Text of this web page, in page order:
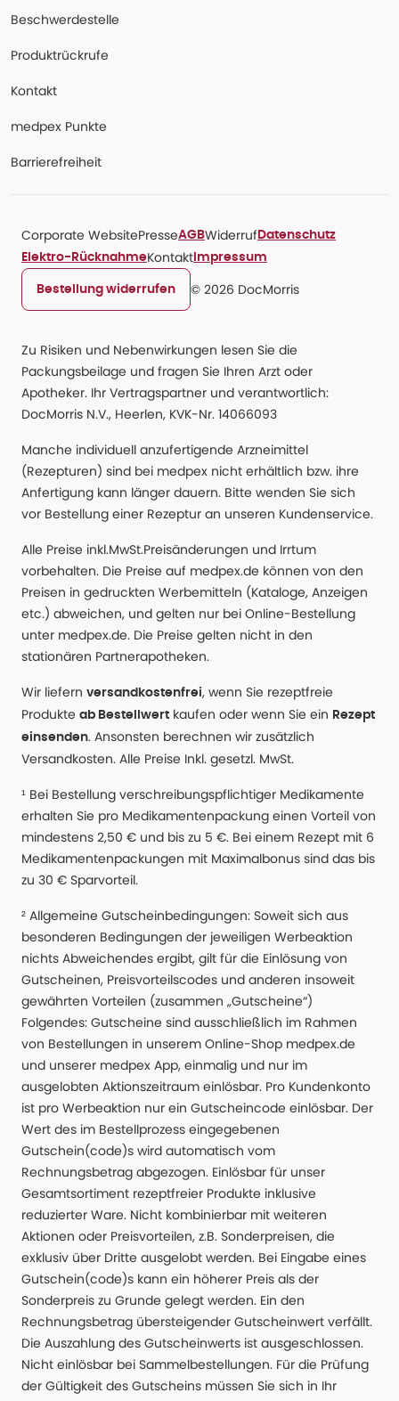
Beschwerdestelle
Produktrückrufe
Kontakt
medpex Punkte
Barrierefreiheit
Corporate WebsitePresseAGBWiderruf Datenschutz
Elektro-RücknahmeKontakt Impressum
Bestellung widerrufen © 2026 DocMorris
Zu Risiken und Nebenwirkungen lesen Sie die
Packungsbeilage und fragen Sie Ihren Arzt oder
Apotheker. Ihr Vertragspartner und verantwortlich:
DocMorris N.V., Heerlen, KVK-Nr. 14066093
Manche individuell anzufertigende Arzneimittel
(Rezepturen) sind bei medpex nicht erhältlich bzw. ihre
Anfertigung kann länger dauern. Bitte wenden Sie sich
vor Bestellung einer Rezeptur an unseren Kundenservice.
Alle Preise inkl.MwSt.Preisänderungen und Irrtum
vorbehalten. Die Preise auf medpex.de können von den
Preisen in gedruckten Werbemitteln (Kataloge, Anzeigen
etc.) abweichen, und gelten nur bei Online-Bestellung
unter medpex.de. Die Preise gelten nicht in den
stationären Partnerapotheken.
Wir liefern versandkostenfrei, wenn Sie rezeptfreie
Produkte ab Bestellwert kaufen oder wenn Sie ein Rezept
einsenden. Ansonsten berechnen wir zusätzlich
Versandkosten. Alle Preise Inkl. gesetzl. MwSt.
¹ Bei Bestellung verschreibungspflichtiger Medikamente
erhalten Sie pro Medikamentenpackung einen Vorteil von
mindestens 2,50 € und bis zu 5 €. Bei einem Rezept mit 6
Medikamentenpackungen mit Maximalbonus sind das bis
zu 30 € Sparvorteil.
² Allgemeine Gutscheinbedingungen: Soweit sich aus
besonderen Bedingungen der jeweiligen Werbeaktion
nichts Abweichendes ergibt, gilt für die Einlösung von
Gutscheinen, Preisvorteilscodes und anderen insoweit
gewährten Vorteilen (zusammen „Gutscheine“)
Folgendes: Gutscheine sind ausschließlich im Rahmen
von Bestellungen in unserem Online-Shop medpex.de
und unserer medpex App, einmalig und nur im
ausgelobten Aktionszeitraum einlösbar. Pro Kundenkonto
ist pro Werbeaktion nur ein Gutscheincode einlösbar. Der
Wert des im Bestellprozess eingegebenen
Gutschein(code)s wird automatisch vom
Rechnungsbetrag abgezogen. Einlösbar für unser
Gesamtsortiment rezeptfreier Produkte inklusive
reduzierter Ware. Nicht kombinierbar mit weiteren
Aktionen oder Preisvorteilen, z.B. Sonderpreisen, die
exklusiv über Dritte ausgelobt werden. Bei Eingabe eines
Gutschein(code)s kann ein höherer Preis als der
Sonderpreis zu Grunde gelegt werden. Ein den
Rechnungsbetrag übersteigender Gutscheinwert verfällt.
Die Auszahlung des Gutscheinwerts ist ausgeschlossen.
Nicht einlösbar bei Sammelbestellungen. Für die Prüfung
der Gültigkeit des Gutscheins müssen Sie sich in Ihr